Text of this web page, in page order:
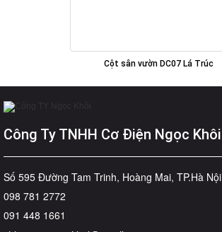
Cột sân vườn DC07 Lá Trúc
Công Ty TNHH Cơ Điện Ngọc Khôi
Số 595 Đường Tam Trinh, Hoàng Mai, TP.Hà Nội
098 781 2772
091 448 1661